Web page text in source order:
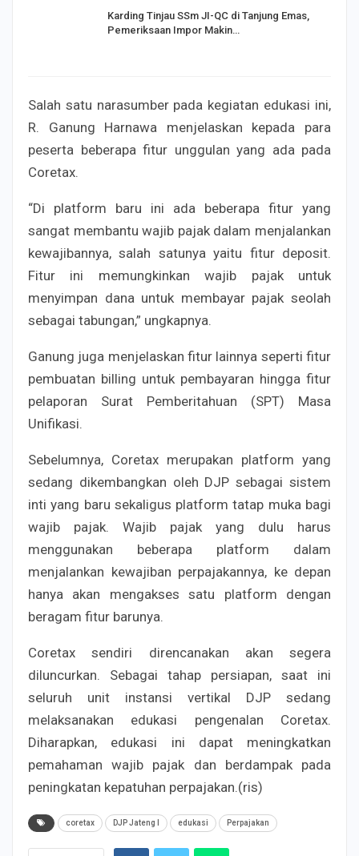
Karding Tinjau SSm JI-QC di Tanjung Emas,
Pemeriksaan Impor Makin…
Salah satu narasumber pada kegiatan edukasi ini,
R. Ganung Harnawa menjelaskan kepada para
peserta beberapa fitur unggulan yang ada pada
Coretax.
“Di platform baru ini ada beberapa fitur yang
sangat membantu wajib pajak dalam menjalankan
kewajibannya, salah satunya yaitu fitur deposit.
Fitur ini memungkinkan wajib pajak untuk
menyimpan dana untuk membayar pajak seolah
sebagai tabungan,” ungkapnya.
Ganung juga menjelaskan fitur lainnya seperti fitur
pembuatan billing untuk pembayaran hingga fitur
pelaporan Surat Pemberitahuan (SPT) Masa
Unifikasi.
Sebelumnya, Coretax merupakan platform yang
sedang dikembangkan oleh DJP sebagai sistem
inti yang baru sekaligus platform tatap muka bagi
wajib pajak. Wajib pajak yang dulu harus
menggunakan beberapa platform dalam
menjalankan kewajiban perpajakannya, ke depan
hanya akan mengakses satu platform dengan
beragam fitur barunya.
Coretax sendiri direncanakan akan segera
diluncurkan. Sebagai tahap persiapan, saat ini
seluruh unit instansi vertikal DJP sedang
melaksanakan edukasi pengenalan Coretax.
Diharapkan, edukasi ini dapat meningkatkan
pemahaman wajib pajak dan berdampak pada
peningkatan kepatuhan perpajakan.(ris)
coretax DJP Jateng I edukasi Perpajakan